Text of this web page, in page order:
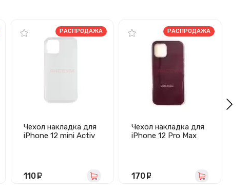
Чехол накладка для
iPhone 12 mini Activ
РАСПРОДАЖА
110
Чехол накладка для
iPhone 12 Pro Max
РАСПРОДАЖА
170